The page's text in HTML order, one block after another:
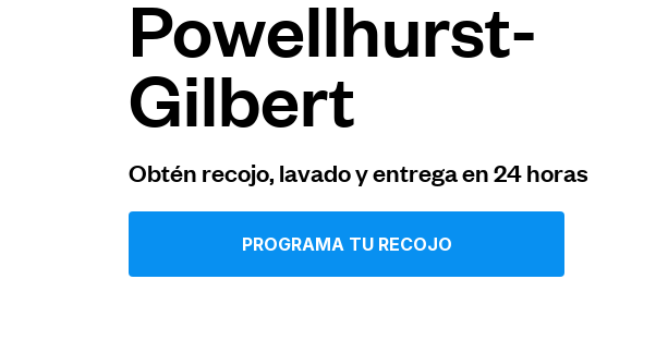
Iniciar sesión
Descarga nuestra app
Powellhurst-
Gilbert
Obtén recojo, lavado y entrega en 24 horas
PROGRAMA TU RECOJO